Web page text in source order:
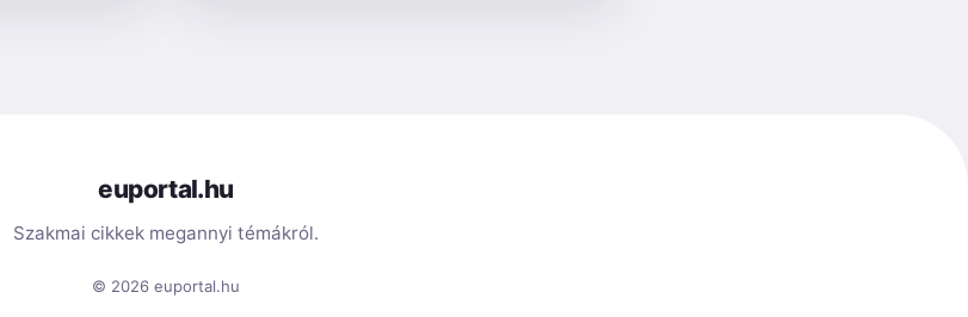
euportal.hu
Szakmai cikkek megannyi témákról.
© 2026 euportal.hu